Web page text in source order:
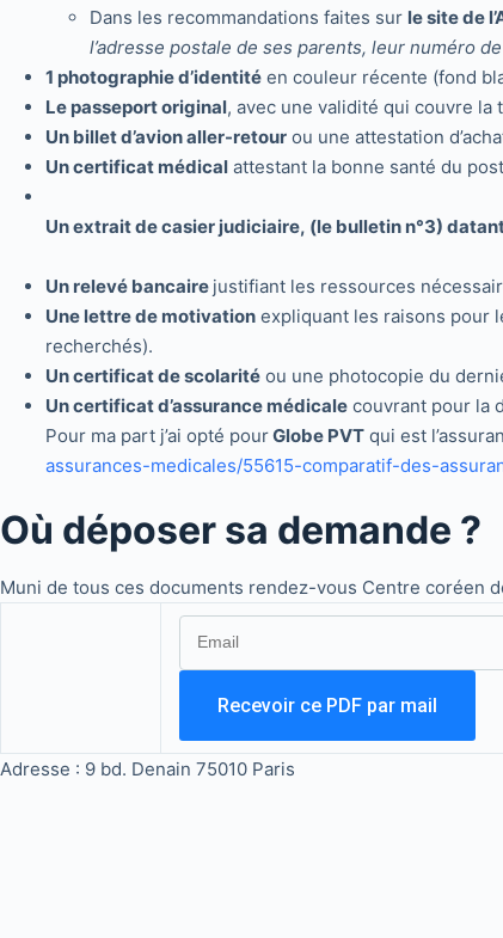
Dans les recommandations faites sur le site de
l’adresse postale de ses parents, leur numéro
1 photographie d’identitéen couleur récente (fond
Le passeport original, avec une validité qui couvre la
Un billet d’avion aller-retourou une attestation
Un certificat médicalattestant la bonne santé du
Un extrait de casier judiciaire, (le bulletin n°3)
Un relevé bancaire justifiant les ressources
Une lettre de motivationexpliquant les raisons pour
recherchés).
Un certificat de scolaritéou une photocopie du
Un certificat d’assurance médicalecouvrant pour la
Pour ma part j’ai opté pourGlobe PVTqui est
assurances-medicales/55615-comparatif-des-
Où déposer sa demande ?
Muni de tous ces documents rendez-vous Centre coréen
Adresse : 9 bd. Denain 75010 Paris